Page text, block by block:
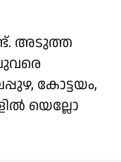
അടുത്ത
കോട്ടയം,
യെല്ലോ